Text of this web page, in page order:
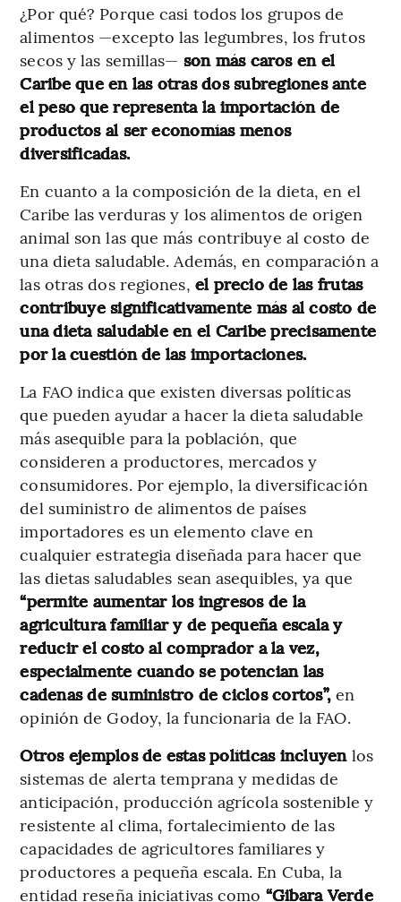
¿Por qué? Porque casi todos los grupos de
alimentos —excepto las legumbres, los frutos
secos y las semillas— son más caros en el
Caribe que en las otras dos subregiones ante
el peso que representa la importación de
productos al ser economías menos
diversificadas.
En cuanto a la composición de la dieta, en el
Caribe las verduras y los alimentos de origen
animal son las que más contribuye al costo de
una dieta saludable. Además, en comparación a
las otras dos regiones, el precio de las frutas
contribuye significativamente más al costo de
una dieta saludable en el Caribe precisamente
por la cuestión de las importaciones.
La FAO indica que existen diversas políticas
que pueden ayudar a hacer la dieta saludable
más asequible para la población, que
consideren a productores, mercados y
consumidores. Por ejemplo, la diversificación
del suministro de alimentos de países
importadores es un elemento clave en
cualquier estrategia diseñada para hacer que
las dietas saludables sean asequibles, ya que
“permite aumentar los ingresos de la
agricultura familiar y de pequeña escala y
reducir el costo al comprador a la vez,
especialmente cuando se potencian las
cadenas de suministro de ciclos cortos”,en
opinión de Godoy, la funcionaria de la FAO.
Otros ejemplos de estas políticas incluyen los
sistemas de alerta temprana y medidas de
anticipación, producción agrícola sostenible y
resistente al clima, fortalecimiento de las
capacidades de agricultores familiares y
productores a pequeña escala. En Cuba, la
entidad reseña iniciativas como “Gibara Verde